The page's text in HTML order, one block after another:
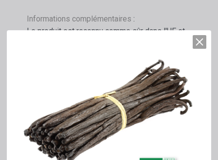
Informations complémentaires :
Le produit est reconnu comme sûr dans l'UE et
Le produit est conforme aux normes CEE, la
plus exigeante au monde.
Un certificat casher est disponible.
Des fiches techniques et de données de